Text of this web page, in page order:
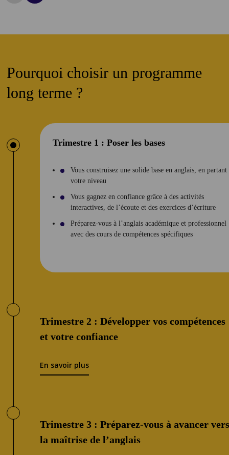
Pourquoi choisir un programme
long terme ?
Trimestre 1 : Poser les bases
Vous construisez une solide base en anglais, en partant
votre niveau
Vous gagnez en confiance grâce à des activités
interactives, de l’écoute et des exercices d’écriture
Préparez-vous à l’anglais académique et professionnel
avec des cours de compétences spécifiques
Trimestre 2 : Développer vos compétences
et votre confiance
En savoir plus
Trimestre 3 : Préparez-vous à avancer vers
la maîtrise de l’anglais